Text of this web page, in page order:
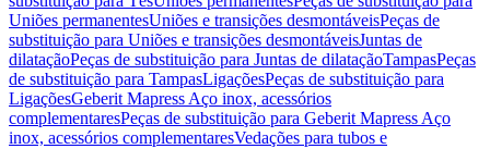
Uniões permanentesUniões e transições desmontáveisPeças de
substituição para Uniões e transições desmontáveisJuntas de
dilataçãoPeças de substituição para Juntas de dilataçãoTampasPeças
de substituição para TampasLigaçõesPeças de substituição para
LigaçõesGeberit Mapress Aço inox, acessórios
complementaresPeças de substituição para Geberit Mapress Aço
inox, acessórios complementaresVedações para tubos e